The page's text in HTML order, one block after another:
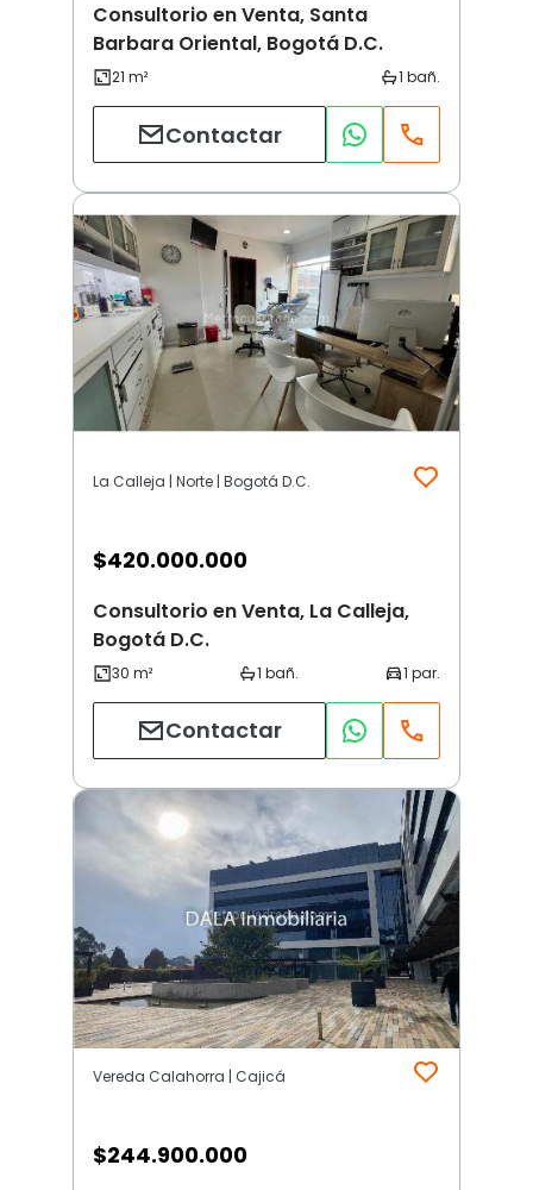
Consultorio en Venta, Santa
Barbara Oriental, Bogotá D.C.
Contactar
La Calleja | Norte | Bogotá D.C.
$420.000.000
Consultorio en Venta, La Calleja,
Bogotá D.C.
Contactar
Vereda Calahorra | Cajicá
$244.900.000